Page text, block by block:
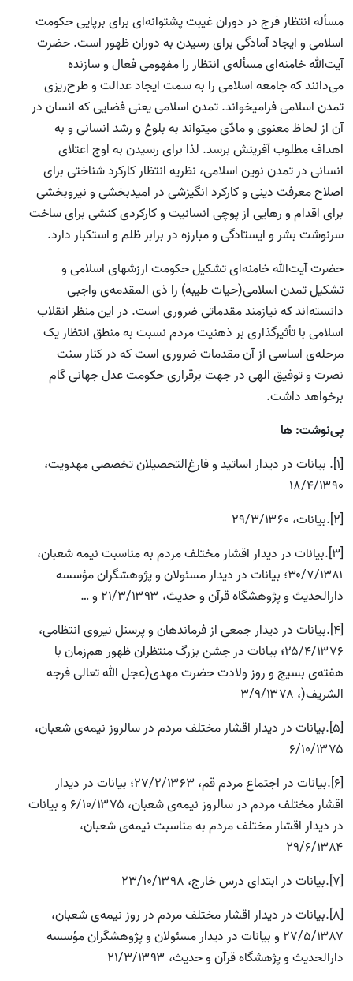
مسأله انتظار فرج در دوران غیبت پشتوانه‌ای برای برپایی حکومت
اسلامی و ایجاد آمادگی برای رسیدن به دوران ظهور است. حضرت
آیت‌الله خامنه‌ای مسأله‌ی انتظار را مفهومی فعال و سازنده
می‌دانند که جامعه اسلامی را به سمت ایجاد عدالت و طرح‌ریزی
تمدن اسلامی فرامیخواند. تمدن اسلامی یعنی فضایی که انسان در
آن از لحاظ معنوی و مادّی می­تواند به بلوغ و رشد انسانی و به
اهداف مطلوب آفرینش برسد. لذا برای رسیدن به اوج اعتلای
انسانی در تمدن نوین اسلامی، نظریه انتظار کارکرد شناختی برای
اصلاح معرفت دینی و کارکرد انگیزشی در امیدبخشی و نیروبخشی
برای اقدام و رهایی از پوچی انسانیت و کارکردی کنشی برای ساخت
سرنوشت بشر و ایستادگی و مبارزه در برابر ظلم و استکبار دارد.
حضرت آیت‌الله خامنه‌ای تشکیل حکومت ارزشهای اسلامی و
تشکیل تمدن اسلامی(حیات طیبه) را ذی المقدمه‌ی واجبی
دانسته‌اند که نیازمند مقدماتی ضروری است. در این منظر انقلاب
اسلامی با تأثیرگذاری بر ذهنیت مردم نسبت به منطق انتظار یک
مرحله‌ی اساسی از آن مقدمات ضروری است که در کنار سنت
نصرت و توفیق الهی در جهت برقراری حکومت عدل جهانی گام
برخواهد داشت.
پی‌نوشت:ها
[1]. بیانات در دیدار اساتید و فارغ‌التحصیلان تخصصی مهدویت،
۱۸/۴/۱۳۹۰
[2].بیانات، ۲۹/۳/۱۳۶۰
[3].بیانات در دیدار اقشار مختلف مردم به مناسبت نیمه شعبان،
۳۰/۷/۱۳۸۱؛ بیانات در دیدار مسئولان و پژوهشگران مؤسسه
دارالحدیث و پژوهشگاه قرآن و حدیث، ۲۱/۳/۱۳۹۳ و …
[4].بیانات در دیدار جمعی از فرماندهان و پرسنل نیروی انتظامی،
۲۵/۴/۱۳۷۶؛ بیانات در جشن بزرگ منتظران ظهور هم‌زمان با
هفته‌ی بسیج و روز ولادت حضرت مهدی(عجل الله تعالی فرجه
الشریف(، ۳/۹/۱۳۷۸
[5].بیانات در دیدار اقشار مختلف مردم در سالروز نیمه‌ی شعبان،
۶/۱۰/۱۳۷۵
[6].بیانات در اجتماع مردم قم، ۲۷/۲/۱۳۶۳؛ بیانات در دیدار
اقشار مختلف مردم در سالروز نیمه‌ی شعبان، ۶/۱۰/۱۳۷۵ و بیانات‌
در دیدار اقشار مختلف مردم به ‌مناسبت نیمه‌‌ی شعبان،
۲۹/۶/۱۳۸۴
[7].بیانات در ابتدای درس خارج، ۲۳/۱۰/۱۳۹۸
[8].بیانات در دیدار اقشار مختلف مردم در روز نیمه‌ی شعبان،
۲۷/۵/۱۳۸۷ و بیانات در دیدار مسئولان و پژوهشگران مؤسسه
دارالحدیث و پژهشگاه قرآن و حدیث، ۲۱/۳/۱۳۹۳